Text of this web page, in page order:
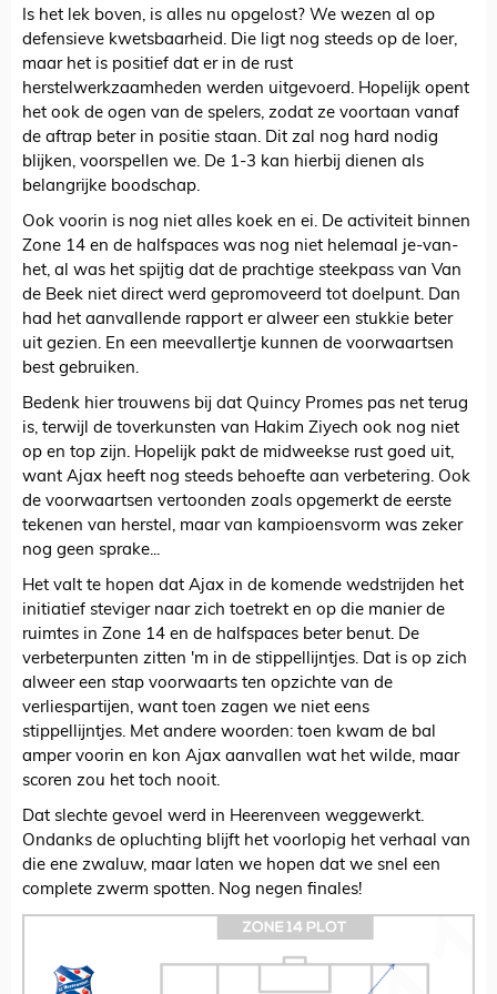
Is het lek boven, is alles nu opgelost? We wezen al op
defensieve kwetsbaarheid. Die ligt nog steeds op de loer,
maar het is positief dat er in de rust
herstelwerkzaamheden werden uitgevoerd. Hopelijk opent
het ook de ogen van de spelers, zodat ze voortaan vanaf
de aftrap beter in positie staan. Dit zal nog hard nodig
blijken, voorspellen we. De 1-3 kan hierbij dienen als
belangrijke boodschap.
Ook voorin is nog niet alles koek en ei. De activiteit binnen
Zone 14 en de halfspaces was nog niet helemaal je-van-
het, al was het spijtig dat de prachtige steekpass van Van
de Beek niet direct werd gepromoveerd tot doelpunt. Dan
had het aanvallende rapport er alweer een stukkie beter
uit gezien. En een meevallertje kunnen de voorwaartsen
best gebruiken.
Bedenk hier trouwens bij dat Quincy Promes pas net terug
is, terwijl de toverkunsten van Hakim Ziyech ook nog niet
op en top zijn. Hopelijk pakt de midweekse rust goed uit,
want Ajax heeft nog steeds behoefte aan verbetering. Ook
de voorwaartsen vertoonden zoals opgemerkt de eerste
tekenen van herstel, maar van kampioensvorm was zeker
nog geen sprake...
Het valt te hopen dat Ajax in de komende wedstrijden het
initiatief steviger naar zich toetrekt en op die manier de
ruimtes in Zone 14 en de halfspaces beter benut. De
verbeterpunten zitten 'm in de stippellijntjes. Dat is op zich
alweer een stap voorwaarts ten opzichte van de
verliespartijen, want toen zagen we niet eens
stippellijntjes. Met andere woorden: toen kwam de bal
amper voorin en kon Ajax aanvallen wat het wilde, maar
scoren zou het toch nooit.
Dat slechte gevoel werd in Heerenveen weggewerkt.
Ondanks de opluchting blijft het voorlopig het verhaal van
die ene zwaluw, maar laten we hopen dat we snel een
complete zwerm spotten. Nog negen finales!